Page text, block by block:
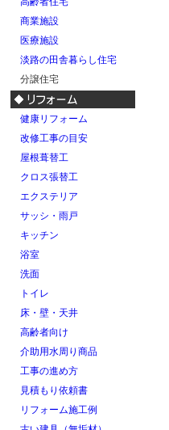
商業施設
医療施設
淡路の田舎暮らし住宅
分譲住宅
健康リフォーム
改修工事の目安
屋根葺替工
クロス張替工
エクステリア
サッシ・雨戸
キッチン
浴室
洗面
トイレ
床・壁・天井
高齢者向け
介助用水周り商品
工事の進め方
見積もり依頼書
リフォーム施工例